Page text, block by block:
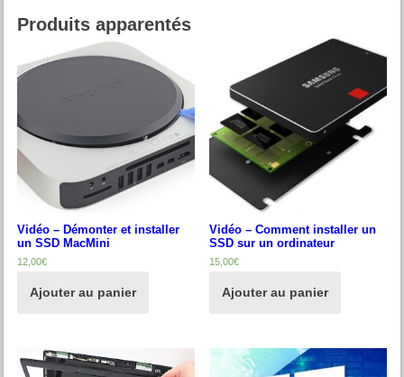
Produits apparentés
Vidéo – Démonter et installer
un SSD MacMini
12,00€
Ajouter au panier
Vidéo – Comment installer un
SSD sur un ordinateur
15,00€
Ajouter au panier